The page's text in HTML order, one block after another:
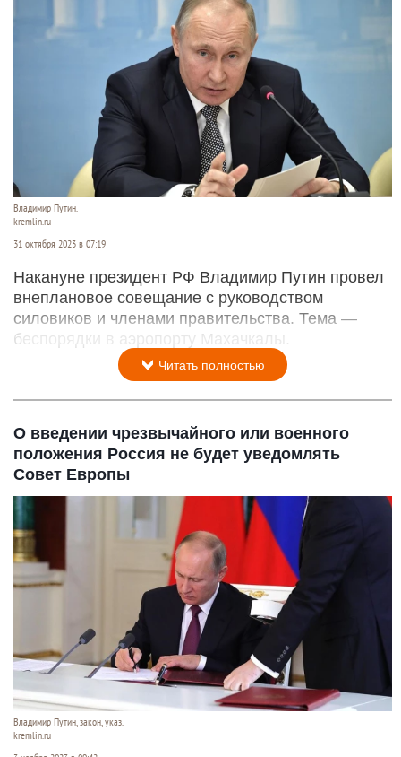
Владимир Путин.
kremlin.ru
31 октября 2023 в 07:19
Накануне президент РФ Владимир Путин провел
внеплановое совещание с руководством
силовиков и членами правительства. Тема —
беспорядки в аэропорту Махачкалы.
Читать полностью
О введении чрезвычайного или военного
положения Россия не будет уведомлять
Совет Европы
Владимир Путин, закон, указ.
kremlin.ru